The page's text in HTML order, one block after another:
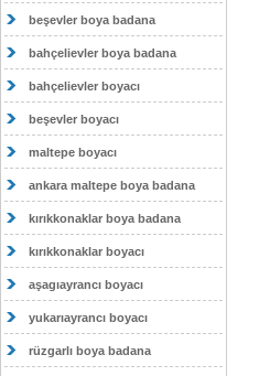
beşevler boya badana
bahçelievler boya badana
bahçelievler boyacı
beşevler boyacı
maltepe boyacı
ankara maltepe boya badana
kırıkkonaklar boya badana
kırıkkonaklar boyacı
aşagıayrancı boyacı
yukarıayrancı boyacı
rüzgarlı boya badana